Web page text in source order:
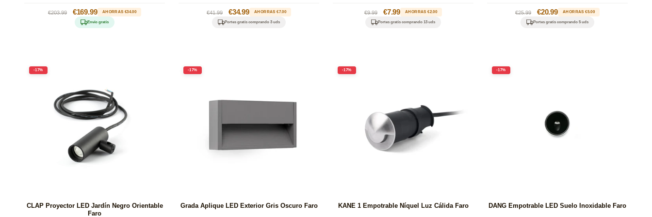
Precio
€203.99
Precio
de
oferta
€169.99 AHORRAS €34.00
Envío gratis
Precio
habitual
€41.99
Precio
oferta
€34.99 AHORRAS €7.00
Portes gratis comprando 3 uds
Precio
habitual
€9.99
Precio
oferta
€7.99 AHORRAS €2.00
Portes gratis comprando 13 uds
Precio
habitual
€25.99
Precio
oferta
€20.99 AHORRAS €5.00
Portes gratis comprando 5 uds
-17%
CLAP Proyector LED Jardín Negro Orientable
Faro
-17%
Grada Aplique LED Exterior Gris Oscuro Faro
-17%
KANE 1 Empotrable Níquel Luz Cálida Faro
-17%
DANG Empotrable LED Suelo Inoxidable Faro